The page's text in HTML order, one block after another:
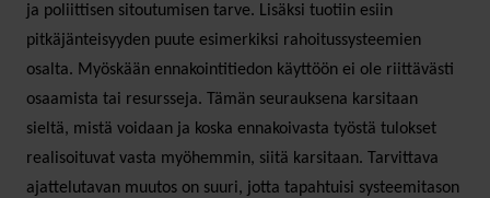
ja poliittisen sitoutumisen tarve. Lisäksi tuotiin esiin
pitkäjänteisyyden puute esimerkiksi rahoitussysteemien
osalta. Myöskään ennakointitiedon käyttöön ei ole riittävästi
osaamista tai resursseja. Tämän seurauksena karsitaan
sieltä, mistä voidaan ja koska ennakoivasta työstä tulokset
realisoituvat vasta myöhemmin, siitä karsitaan. Tarvittava
ajattelutavan muutos on suuri, jotta tapahtuisi systeemitason